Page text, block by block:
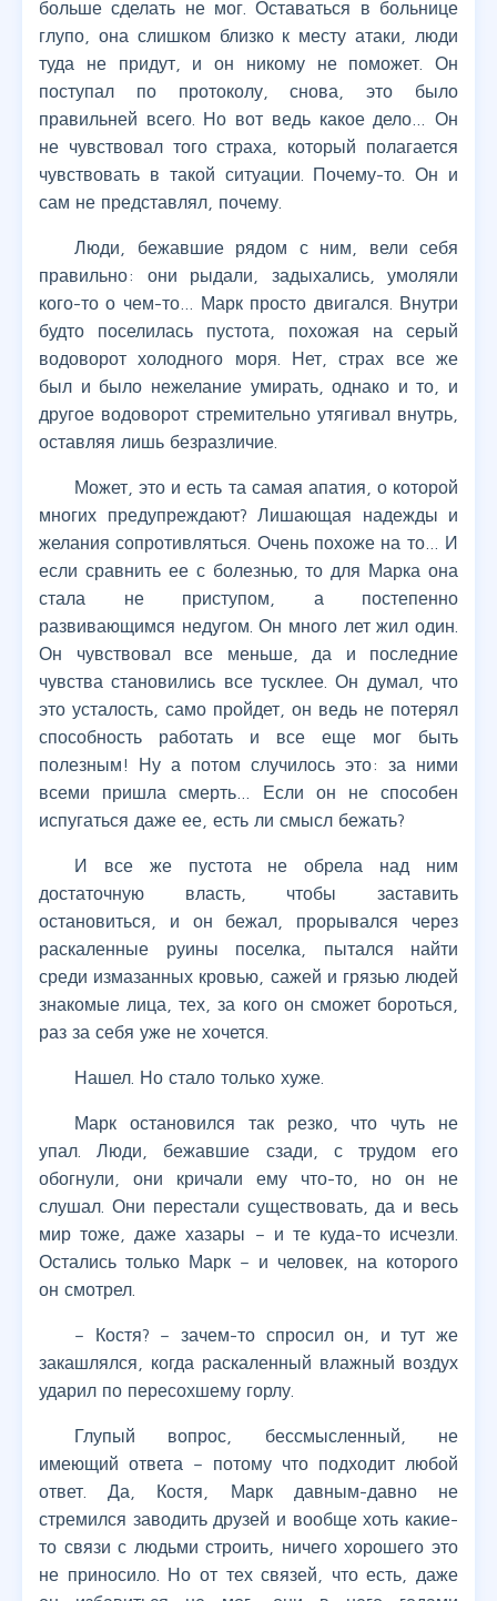
больше сделать не мог. Оставаться в больнице
глупо, она слишком близко к месту атаки, люди
туда не придут, и он никому не поможет. Он
поступал по протоколу, снова, это было
правильней всего. Но вот ведь какое дело… Он
не чувствовал того страха, который полагается
чувствовать в такой ситуации. Почему-то. Он и
сам не представлял, почему.
Люди, бежавшие рядом с ним, вели себя
правильно: они рыдали, задыхались, умоляли
кого-то о чем-то… Марк просто двигался. Внутри
будто поселилась пустота, похожая на серый
водоворот холодного моря. Нет, страх все же
был и было нежелание умирать, однако и то, и
другое водоворот стремительно утягивал внутрь,
оставляя лишь безразличие.
Может, это и есть та самая апатия, о которой
многих предупреждают? Лишающая надежды и
желания сопротивляться. Очень похоже на то… И
если сравнить ее с болезнью, то для Марка она
стала не приступом, а постепенно
развивающимся недугом. Он много лет жил один.
Он чувствовал все меньше, да и последние
чувства становились все тусклее. Он думал, что
это усталость, само пройдет, он ведь не потерял
способность работать и все еще мог быть
полезным! Ну а потом случилось это: за ними
всеми пришла смерть… Если он не способен
испугаться даже ее, есть ли смысл бежать?
И все же пустота не обрела над ним
достаточную власть, чтобы заставить
остановиться, и он бежал, прорывался через
раскаленные руины поселка, пытался найти
среди измазанных кровью, сажей и грязью людей
знакомые лица, тех, за кого он сможет бороться,
раз за себя уже не хочется.
Нашел. Но стало только хуже.
Марк остановился так резко, что чуть не
упал. Люди, бежавшие сзади, с трудом его
обогнули, они кричали ему что-то, но он не
слушал. Они перестали существовать, да и весь
мир тоже, даже хазары – и те куда-то исчезли.
Остались только Марк – и человек, на которого
он смотрел.
– Костя? – зачем-то спросил он, и тут же
закашлялся, когда раскаленный влажный воздух
ударил по пересохшему горлу.
Глупый вопрос, бессмысленный, не
имеющий ответа – потому что подходит любой
ответ. Да, Костя, Марк давным-давно не
стремился заводить друзей и вообще хоть какие-
то связи с людьми строить, ничего хорошего это
не приносило. Но от тех связей, что есть, даже